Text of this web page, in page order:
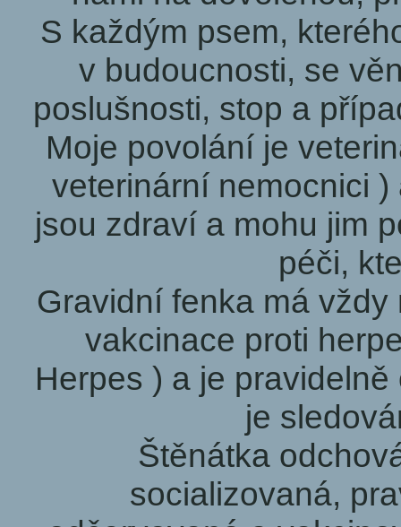
S každým psem,
v budoucnosti, se
poslušnosti, stop a
Moje povolání je
veterinární nemocnici
jsou zdraví a mohu jim
péči,
Gravidní fenka má
vakcinace proti
Herpes ) a je
je
Štěnátka
socializovaná,